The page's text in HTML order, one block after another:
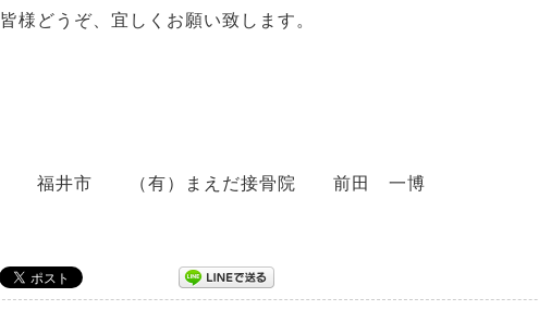
皆様どうぞ、宜しくお願い致します。
福井市 （有）まえだ接骨院 前田 一博